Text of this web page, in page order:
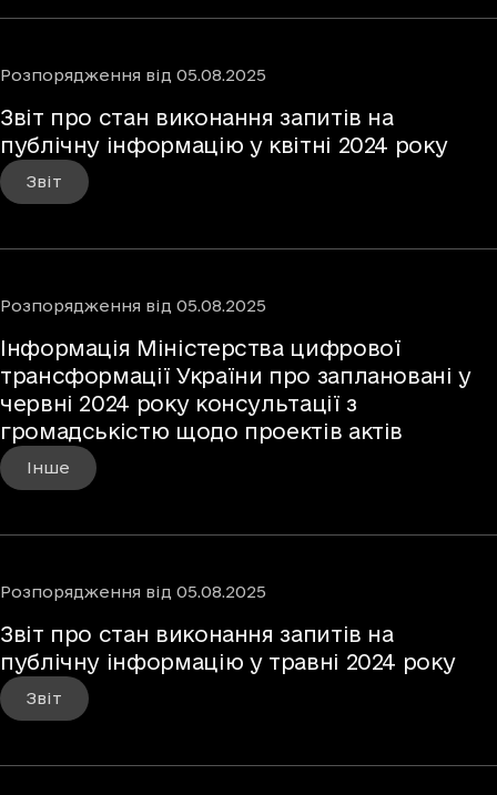
Розпорядження від 05.08.2025
Звіт про стан виконання запитів на
публічну інформацію у квітні 2024 року
Звіт
Розпорядження від 05.08.2025
Інформація Міністерства цифрової
трансформації України про заплановані у
червні 2024 року консультації з
громадськістю щодо проектів актів
Інше
Розпорядження від 05.08.2025
Звіт про стан виконання запитів на
публічну інформацію у травні 2024 року
Звіт